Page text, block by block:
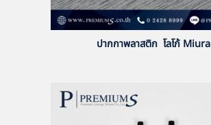
ปากกาพลาสติก โลโก้ Miura